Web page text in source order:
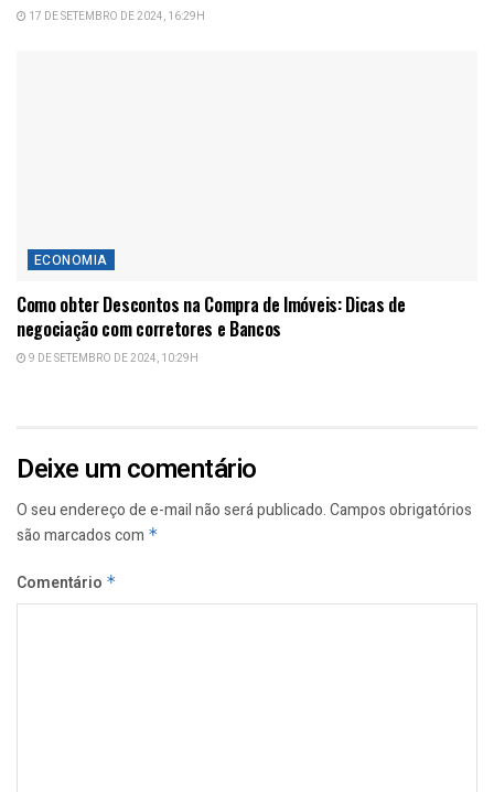
17 DE SETEMBRO DE 2024, 16:29H
ECONOMIA
Como obter Descontos na Compra de Imóveis: Dicas de
negociação com corretores e Bancos
9 DE SETEMBRO DE 2024, 10:29H
Deixe um comentário
O seu endereço de e-mail não será publicado.Campos obrigatórios
são marcados com *
Comentário *